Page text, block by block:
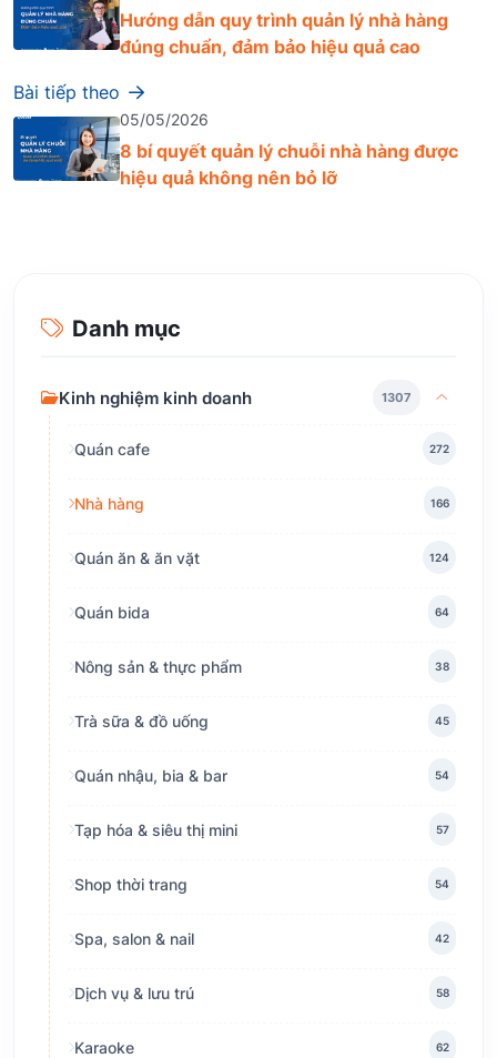
Hướng dẫn quy trình quản lý nhà hàng
đúng chuẩn, đảm bảo hiệu quả cao
Bài tiếp theo
05/05/2026
8 bí quyết quản lý chuỗi nhà hàng được
hiệu quả không nên bỏ lỡ
Danh mục
Kinh nghiệm kinh doanh 1307
Quán cafe 272
Nhà hàng 166
Quán ăn & ăn vặt 124
Quán bida 64
Nông sản & thực phẩm 38
Trà sữa & đồ uống 45
Quán nhậu, bia & bar 54
Tạp hóa & siêu thị mini 57
Shop thời trang 54
Spa, salon & nail 42
Dịch vụ & lưu trú 58
Karaoke 62